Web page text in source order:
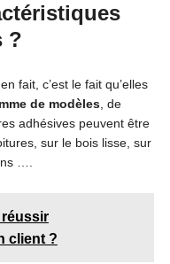
?
fait, c’est le fait qu’elles
de modèles, de
adhésives peuvent être
sur le bois lisse, sur
….
client ?